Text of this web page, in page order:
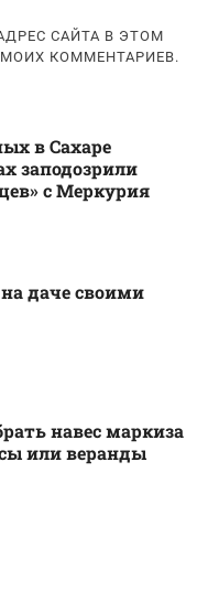
САЙТА В ЭТОМ
КОММЕНТАРИЕВ.
в Сахаре
заподозрили
с Меркурия
даче своими
навес маркиза
или веранды